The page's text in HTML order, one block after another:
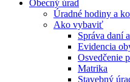
Obecný úrad
Úradné hodiny a
Ako vybaviť
Správa daní
Evidencia
Osvedčenie
Matrika
Stavebný